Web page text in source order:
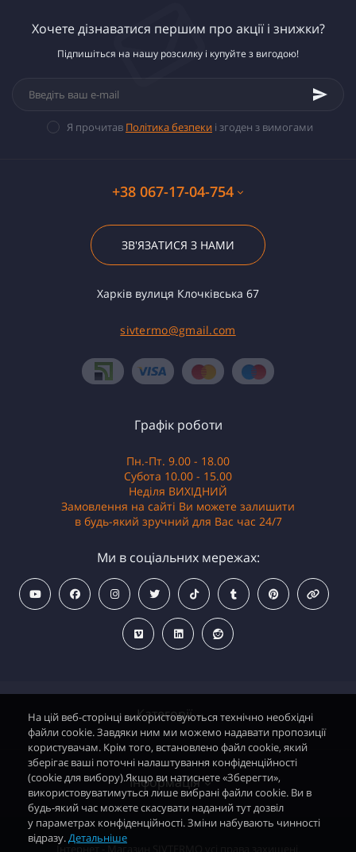
Хочете дізнаватися першим про акції і знижки?
Підпишіться на нашу розсилку і купуйте з вигодою!
Я прочитав Політика безпеки і згоден з вимогами
+38 067-17-04-754
ЗВ'ЯЗАТИСЯ З НАМИ
Харків вулиця Клочківська 67
sivtermo@gmail.com
Категорії
Водонагрівачі електричні
Димохідні газові колонки
Димохідні газові котли і АОГВ
Інформація
Графік роботи
Пн.-Пт. 9.00 - 18.00
Субота 10.00 - 15.00
Неділя ВИХІДНИЙ
Замовлення на сайті Ви можете залишити
в будь-який зручний для Вас час 24/7
Ми в соціальних мережах:
Інтернет - Магазин SIVTERMO усі права захищені.
На цій веб-сторінці використовуються технічно необхідні
файли cookie. Завдяки ним ми можемо надавати пропозиції
користувачам. Крім того, встановлено файл cookie, який
зберігає ваші поточні налаштування конфіденційності
(cookie для вибору).Якщо ви натиснете «Зберегти»,
використовуватимуться лише вибрані файли cookie. Ви в
будь-який час можете скасувати наданий тут дозвіл
у параметрах конфіденційності. Зміни набувають чинності
відразу.Детальніше